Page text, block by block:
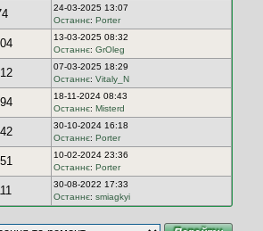
24-03-2025 13:07
Останнє: Porter
13-03-2025 08:32
Останнє: GrOleg
07-03-2025 18:29
Останнє: Vitaly_N
18-11-2024 08:43
Останнє: Misterd
30-10-2024 16:18
Останнє: Porter
10-02-2024 23:36
Останнє: Porter
30-08-2022 17:33
Останнє: smiagkyi